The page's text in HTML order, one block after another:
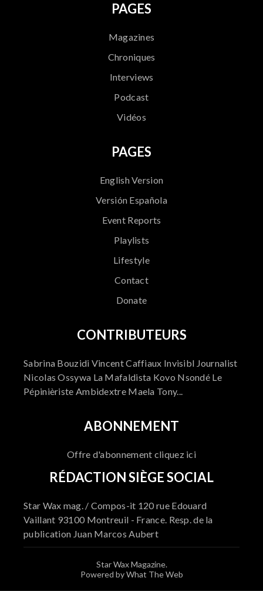
PAGES
Magazines
Chroniques
Interviews
Podcast
Vidéos
PAGES
English Version
Versión Española
Event Reports
Playlists
Lifestyle
Contact
Donate
CONTRIBUTEURS
Sabrina Bouzidi Vincent Caffiaux Invisibl Journalist
Nicolas Ossywa La Mafaldista Kovo Nsondé Le
Pépinièriste Ambidextre Maela Tony...
ABONNEMENT
Offre d'abonnement cliquez ici
RÉDACTION SIÈGE SOCIAL
Star Wax mag. / Compos-it 120 rue Edouard
Vaillant 93100 Montreuil - France. Resp. de la
publication Juan Marcos Aubert
Star Wax Magazine.
Powered by What The Web